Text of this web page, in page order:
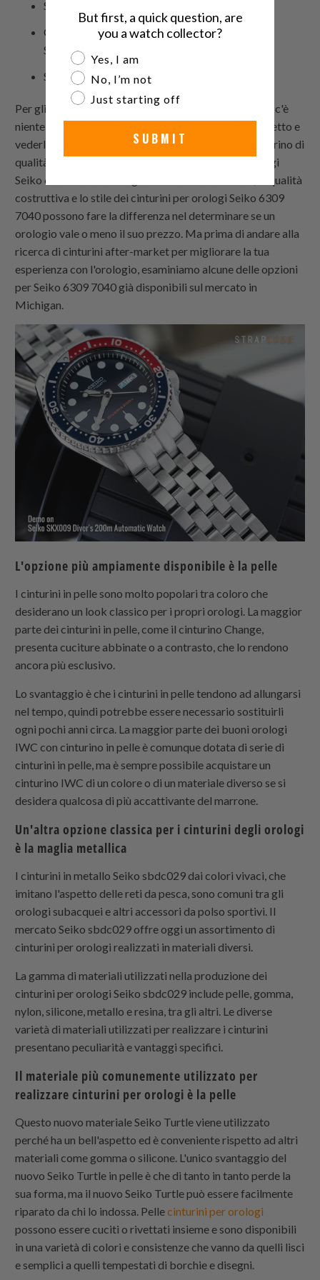
Strapcode
Cinturini di ricambio per orologio Casio Seiko
SKX007
Seiko Diver's SKX009
Per gli appassionati di cinturini per orologi Casio, non c'è
niente di più frustrante che scegliere un orologio perfetto e
vederlo apparire mediocre al polso a causa di un cinturino di
qualità inferiore. Inoltre, non tutti i cinturini per orologi
Seiko 6309 7040 sono uguali: i materiali utilizzati, la qualità
costruttiva e lo stile dei cinturini per orologi Seiko 6309
7040 possono fare la differenza nel determinare se un
orologio vale o meno il suo prezzo. Ma prima di andare alla
ricerca di cinturini after-market per migliorare la tua
esperienza con l'orologio, esaminiamo alcune delle opzioni
per Seiko 6309 7040 già disponibili sul mercato in
Michigan.
L'opzione più ampiamente disponibile è la pelle
I cinturini in pelle sono molto popolari tra coloro che
desiderano un look classico per i propri orologi. La maggior
parte dei cinturini in pelle, come il cinturino Change,
presenta cuciture abbinate o a contrasto, che lo rendono
ancora più esclusivo.
Lo svantaggio è che i cinturini in pelle tendono ad allungarsi
nel tempo, quindi potrebbe essere necessario sostituirli
ogni pochi anni circa. La maggior parte dei buoni orologi
IWC con cinturino in pelle è comunque dotata di serie di
cinturini in pelle, ma è sempre possibile acquistare un
cinturino IWC di un colore o di un materiale diverso se si
desidera qualcosa di più accattivante del marrone.
Un'altra opzione classica per i cinturini degli orologi
è la maglia metallica
I cinturini in metallo Seiko sbdc029 dai colori vivaci, che
imitano l'aspetto delle reti da pesca, sono comuni tra gli
orologi subacquei e altri accessori da polso sportivi. Il
mercato Seiko sbdc029 offre oggi un assortimento di
cinturini per orologi realizzati in materiali diversi.
La gamma di materiali utilizzati nella produzione dei
cinturini per orologi Seiko sbdc029 include pelle, gomma,
nylon, silicone, metallo e resina, tra gli altri. Le diverse
varietà di materiali utilizzati per realizzare i cinturini
presentano peculiarità e vantaggi specifici.
Il materiale più comunemente utilizzato per
realizzare cinturini per orologi è la pelle
Questo nuovo materiale Seiko Turtle viene utilizzato
perché ha un bell'aspetto ed è conveniente rispetto ad altri
materiali come gomma o silicone. L'unico svantaggio del
nuovo Seiko Turtle in pelle è che di tanto in tanto perde la
sua forma, ma il nuovo Seiko Turtle può essere facilmente
riparato da chi lo indossa. Pellecinturini per orologi
possono essere cuciti o rivettati insieme e sono disponibili
in una varietà di colori e consistenze che vanno da quelli lisci
e semplici a quelli tempestati di borchie e disegni.
But first, a quick question, are
you a watch collector?
Are you a watch collector?
Yes, I am
No, I’m not
Just starting off
SUBMIT